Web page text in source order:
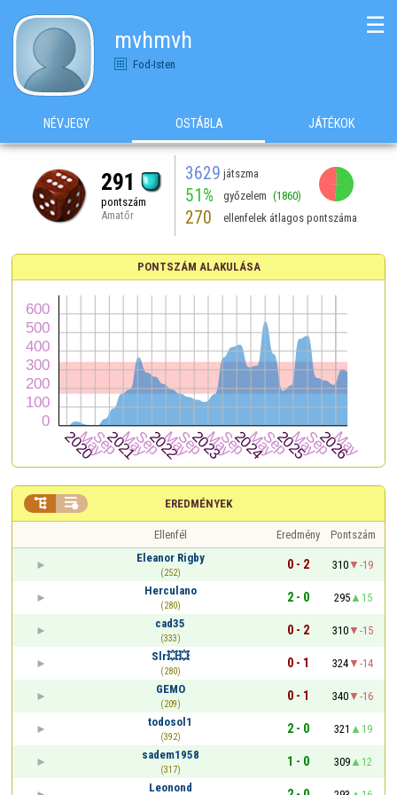
mvhmvh
Fod-Isten
☰
NÉVJEGY OSTÁBLA JÁTÉKOK
291
pontszám
Amatőr
3629 játszma
51% győzelem (1860)
270 ellenfelek átlagos pontszáma
PONTSZÁM ALAKULÁSA
EREDMÉNYEK
 
Ellenfél Eredmény
Pontszám
Eleanor Rigby
(252)
0 - 2 310
-19
Herculano
(280)
2 - 0 295
15
cad35
(333)
0 - 2 310
-15
Slr💥💥
(280)
0 - 1 324
-14
GEMO
(209)
0 - 1 340
-16
todosol1
(392)
2 - 0 321
19
sadem1958
(317)
1 - 0 309
12
Leonond